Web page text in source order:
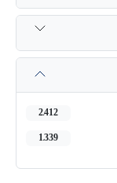
2,412
1,339